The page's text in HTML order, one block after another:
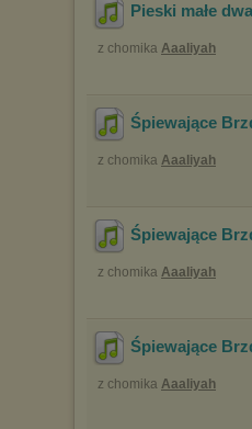
Pieski małe dwa
z chomika Aaaliyah
Śpiewające
z chomika Aaaliyah
Śpiewające
z chomika Aaaliyah
Śpiewające
z chomika Aaaliyah